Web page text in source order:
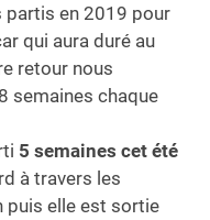
partis en 2019 pour
qui aura duré au
retour nous
semaines chaque
5 semaines cet été
à travers les
puis elle est sortie